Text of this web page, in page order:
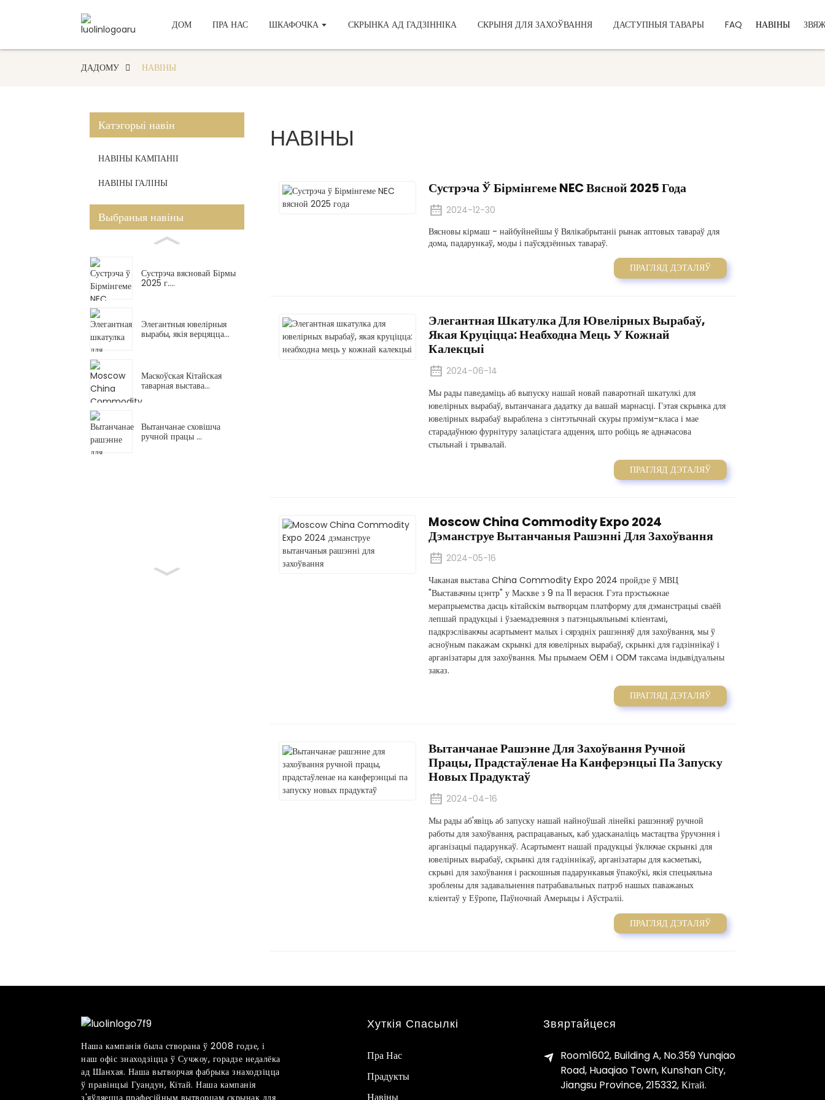
ДОМ ПРА НАС ШКАФОЧКА СКРЫНКА АД ГАДЗІННІКА СКРЫНЯ ДЛЯ ЗАХОЎВАННЯ ДАСТУПНЫЯ ТАВАРЫ FAQ НАВІНЫ
ДАДОМУ НАВІНЫ
Катэгорыі навін
НАВІНЫ КАМПАНІІ
НАВІНЫ ГАЛІНЫ
Выбраныя навіны
Сустрэча вясновай Бірмы
2025 г....
Элегантныя ювелірныя
вырабы, якія верцяцца...
Маскоўская Кітайская
таварная выстава...
Вытанчанае сховішча
ручной працы ...
НАВІНЫ
Сустрэча Ў Бірмінгеме NEC Вясной 2025 Года
2024-12-30
Вясновы кірмаш - найбуйнейшы ў Вялікабрытаніі рынак аптовых тавараў для
дома, падарункаў, моды і паўсядзённых тавараў.
ПРАГЛЯД ДЭТАЛЯЎ
Элегантная Шкатулка Для Ювелірных Вырабаў,
Якая Круціцца: Неабходна Мець У Кожнай
Калекцыі
2024-06-14
Мы рады паведаміць аб выпуску нашай новай паваротнай шкатулкі для
ювелірных вырабаў, вытанчанага дадатку да вашай марнасці. Гэтая скрынка для
ювелірных вырабаў выраблена з сінтэтычнай скуры прэміум-класа і мае
старадаўнюю фурнітуру залацістага адцення, што робіць яе адначасова
стыльнай і трывалай.
ПРАГЛЯД ДЭТАЛЯЎ
Moscow China Commodity Expo 2024
Дэманструе Вытанчаныя Рашэнні Для Захоўвання
2024-05-16
Чаканая выстава China Commodity Expo 2024 пройдзе ў МВЦ
"Выставачны цэнтр" у Маскве з 9 па 11 верасня. Гэта прэстыжнае
мерапрыемства дасць кітайскім вытворцам платформу для дэманстрацыі сваёй
лепшай прадукцыі і ўзаемадзеяння з патэнцыяльнымі кліентамі,
падкрэсліваючы асартымент малых і сярэдніх рашэнняў для захоўвання, мы ў
асноўным пакажам скрынкі для ювелірных вырабаў, скрынкі для гадзіннікаў і
арганізатары для захоўвання. Мы прымаем OEM і ODM таксама індывідуальны
заказ.
ПРАГЛЯД ДЭТАЛЯЎ
Вытанчанае Рашэнне Для Захоўвання Ручной
Працы, Прадстаўленае На Канферэнцыі Па Запуску
Новых Прадуктаў
2024-04-16
Мы рады аб'явіць аб запуску нашай найноўшай лінейкі рашэнняў ручной
работы для захоўвання, распрацаваных, каб удасканаліць мастацтва ўручэння і
арганізацыі падарункаў. Асартымент нашай прадукцыі ўключае скрынкі для
ювелірных вырабаў, скрынкі для гадзіннікаў, арганізатары для касметыкі,
скрыні для захоўвання і раскошныя падарункавыя ўпакоўкі, якія спецыяльна
зроблены для задавальнення патрабавальных патрэб нашых паважаных
кліентаў у Еўропе, Паўночнай Амерыцы і Аўстраліі.
ПРАГЛЯД ДЭТАЛЯЎ
Наша кампанія была створана ў 2008 годзе, і
наш офіс знаходзіцца ў Сучжоу, горадзе недалёка
ад Шанхая. Наша вытворчая фабрыка знаходзіцца
ў правінцыі Гуандун, Кітай. Наша кампанія
Хуткія Спасылкі
Пра Нас
Прадукты
Звяртайцеся
Room1602, Building A, No.359 Yunqiao
Road, Huaqiao Town, Kunshan City,
Jiangsu Province, 215332, Кітай.